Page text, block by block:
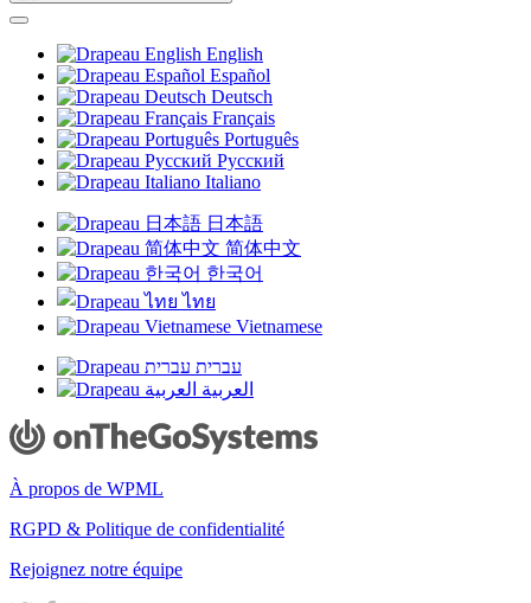
English
Español
Deutsch
Français
Português
Русский
Italiano
日本語
简体中文
한국어
ไทย
Vietnamese
עברית
العربية
À propos de WPML
RGPD & Politique de confidentialité
Rejoignez notre équipe(s'ouvre